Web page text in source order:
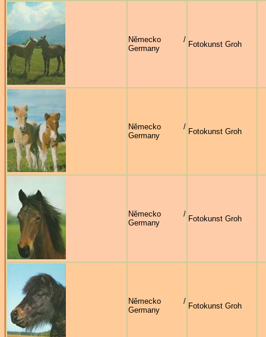
Německo /
Germany
Fotokunst Groh
Německo /
Germany
Fotokunst Groh
Německo /
Germany
Fotokunst Groh
Německo /
Germany
Fotokunst Groh